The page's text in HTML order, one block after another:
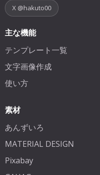
X @hakuto00
主な機能
テンプレート一覧
文字画像作成
使い方
素材
あんずいろ
MATERIAL DESIGN
Pixabay